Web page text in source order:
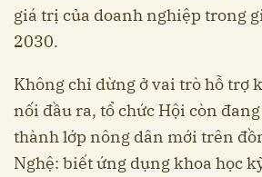
giá trị của doanh nghiệp trong
2030.
Không chỉ dừng ở vai trò hỗ trợ
nối đầu ra, tổ chức Hội còn
thành lớp nông dân mới trên
Nghệ: biết ứng dụng khoa học